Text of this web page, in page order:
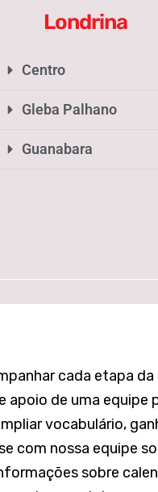
Londrina
Centro
Gleba Palhano
Guanabara
cada etapa
de uma equipe
vocabulário,
com nossa equipe
sobre